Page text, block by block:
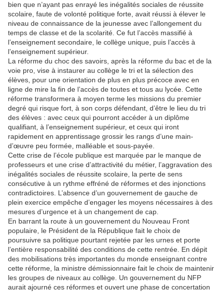
bien que n’ayant pas enrayé les inégalités sociales de réussite
scolaire, faute de volonté politique forte, avait réussi à élever le
niveau de connaissance de la jeunesse avec l’allongement du
temps de classe et de la scolarité. Ce fut l’accès massifié à
l’enseignement secondaire, le collège unique, puis l’accès à
l’enseignement supérieur.
La réforme du choc des savoirs, après la réforme du bac et de la
voie pro, vise à instaurer au collège le tri et la sélection des
élèves, pour une orientation de plus en plus précoce avec en
ligne de mire la fin de l’accès de toutes et tous au lycée. Cette
réforme transformera à moyen terme les missions du premier
degré qui risque fort, à son corps défendant, d’être le lieu du tri
des élèves : avec ceux qui pourront accéder à un diplôme
qualifiant, à l’enseignement supérieur, et ceux qui iront
rapidement en apprentissage grossir les rangs d’une main-
d’œuvre peu formée, malléable et sous-payée.
Cette crise de l’école publique est marquée par le manque de
professeurs et une crise d’attractivité du métier, l’aggravation des
inégalités sociales de réussite scolaire, la perte de sens
consécutive à un rythme effréné de réformes et des injonctions
contradictoires. L’absence d’un gouvernement de gauche de
plein exercice empêche d’engager les moyens nécessaires à des
mesures d’urgence et à un changement de cap.
En barrant la route à un gouvernement du Nouveau Front
populaire, le Président de la République fait le choix de
poursuivre sa politique pourtant rejetée par les urnes et porte
l’entière responsabilité des conditions de cette rentrée. En dépit
des mobilisations très importantes du monde enseignant contre
cette réforme, la ministre démissionnaire fait le choix de maintenir
les groupes de niveaux au collège. Un gouvernement du NFP
aurait ajourné ces réformes et ouvert une phase de concertation